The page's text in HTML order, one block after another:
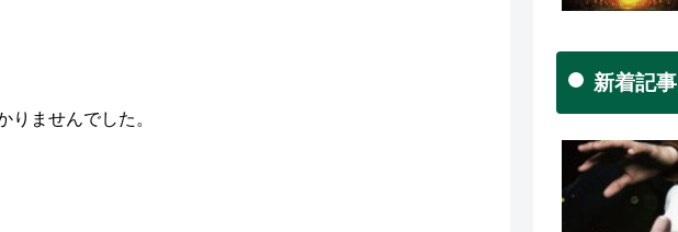
りませんでした。
新着記事